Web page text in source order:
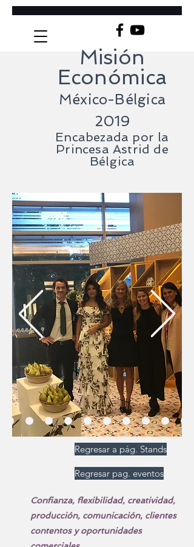
Misión
Económica
México-Bélgica
2019
Encabezada por la
Princesa Astrid de
Bélgica
Regresar a pág. Stands
Regresar pag. eventos
Confianza, flexibilidad, creatividad,
producción, comunicación, clientes
contentos y oportunidades